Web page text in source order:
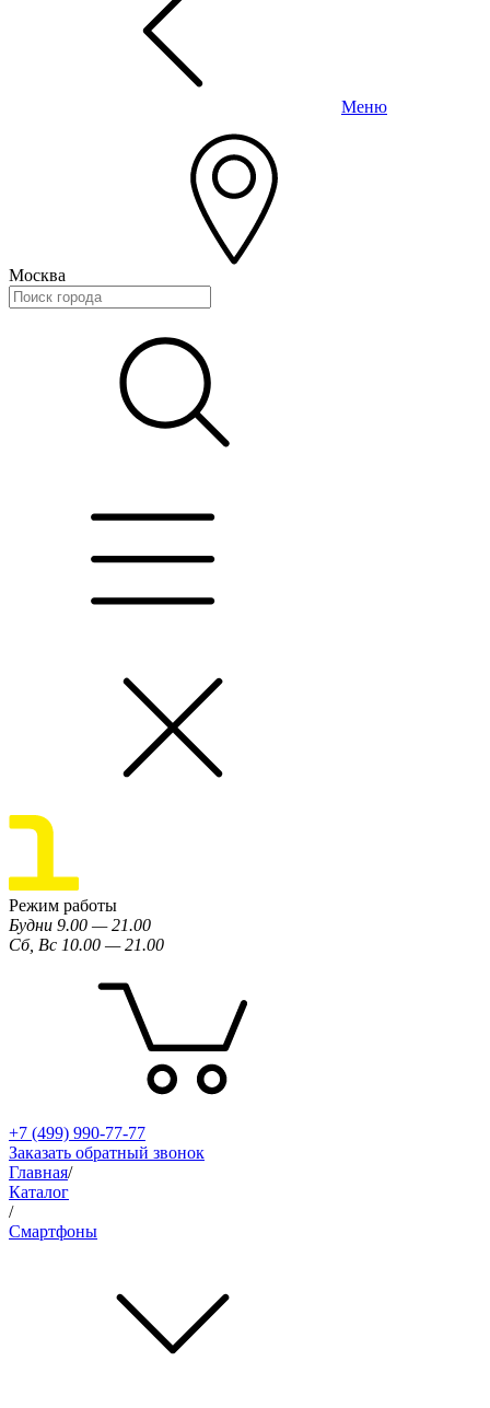
Меню
Москва
Режим работы
Будни 9.00 — 21.00
Сб, Вс 10.00 — 21.00
+7 (499) 990-77-77
Заказать обратный звонок
Главная/
Каталог
/
Смартфоны